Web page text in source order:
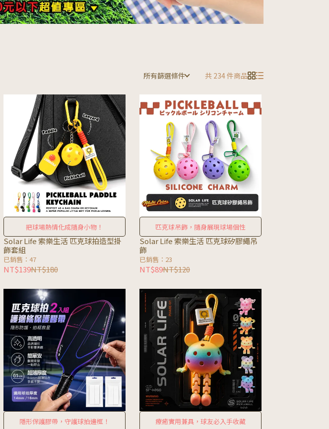
所有篩選條件 共 234 件商品
把球場熱情化成隨身小物！
Solar Life 索樂生活 匹克球拍造型掛
飾套組
已銷售：47
NT$139NT$180
匹克球吊飾，隨身展現球場個性
Solar Life 索樂生活 匹克球矽膠繩吊
飾
已銷售：23
NT$89NT$120
隱形保護膠帶，守護球拍邊框！ 療癒實用兼具，球友必入手收藏